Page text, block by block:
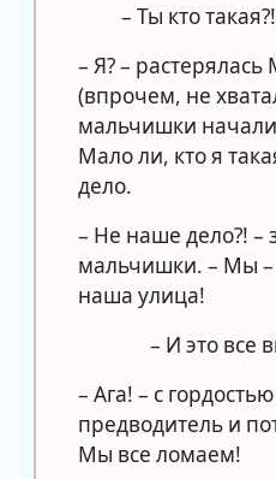
– Ты кто
– Я? –
(впрочем, не
мальчишки
Мало ли, кто я
дело.
– Не наше дело?! –
мальчишки. – Мы
наша улица!
– И это все
– Ага! – с
предводитель и
Мы все ломаем!